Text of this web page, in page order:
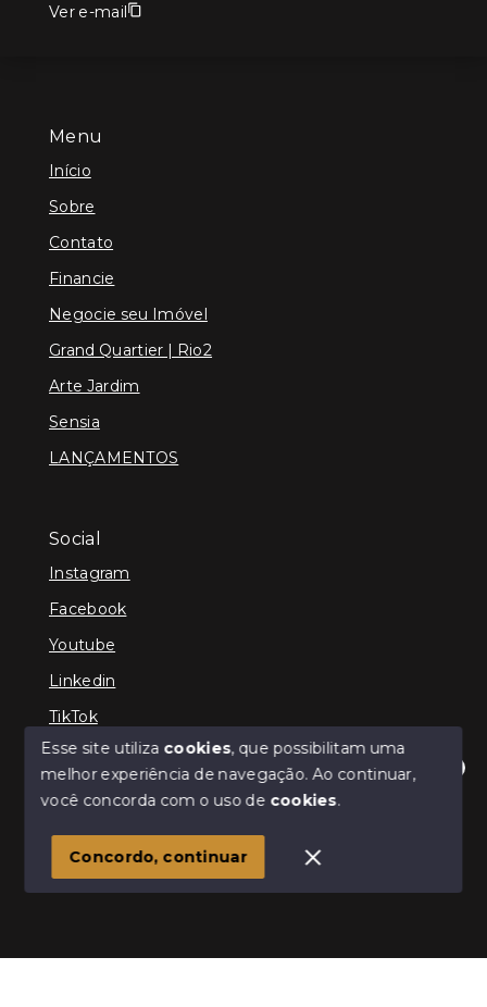
Olá! Estamos disponíveis para te ajudar.
Menu
Início
Sobre
Contato
Financie
Negocie seu Imóvel
Grand Quartier | Rio2
Arte Jardim
Sensia
LANÇAMENTOS
Social
Instagram
Facebook
Youtube
Linkedin
TikTok
© Copyright 2026 - TEFE IMÓVEIS - Todos os direitos
SITE PARA IMOBILIARIA
Ver e-mail
Esse site utiliza cookies, que possibilitam uma
melhor experiência de navegação.Ao continuar,
você concorda com o uso de cookies.
Concordo, continuar